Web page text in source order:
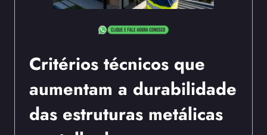
Critérios técnicos que
aumentam a durabilidade
das estruturas metálicas